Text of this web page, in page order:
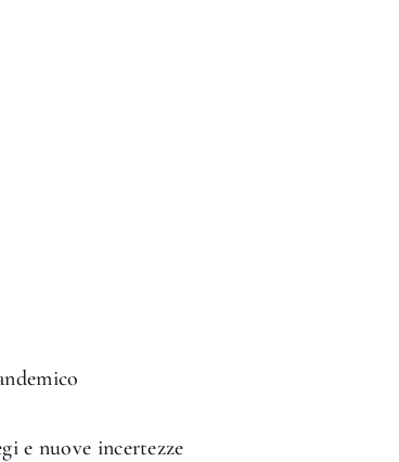
e nuove incertezze